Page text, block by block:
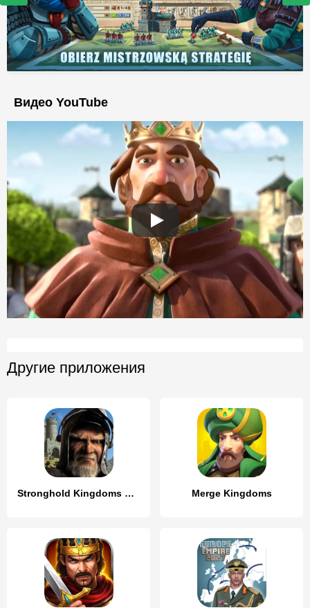
Видео YouTube
Другие приложения
Stronghold Kingdoms Castle Sim Merge Kingdoms